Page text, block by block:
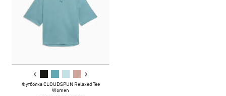
Футболка CLOUDSPUN Relaxed Tee
Women